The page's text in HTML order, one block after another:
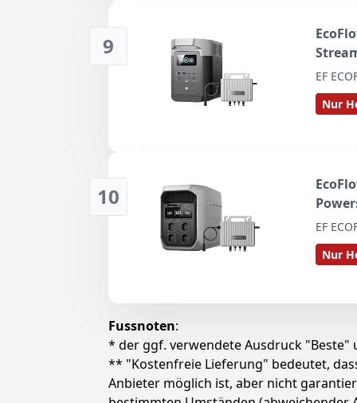
9
EF
Nur
10
EF
Nur
Fussnoten:
* der ggf. verwendete Ausdruck "Beste"
** "Kostenfreie Lieferung" bedeutet,
Anbieter möglich ist, aber nicht